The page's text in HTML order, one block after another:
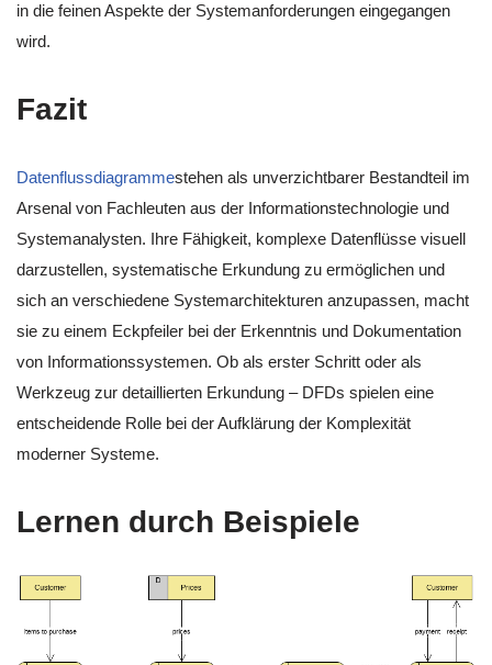
in die feinen Aspekte der Systemanforderungen eingegangen
wird.
Fazit
Datenflussdiagrammestehen als unverzichtbarer Bestandteil im
Arsenal von Fachleuten aus der Informationstechnologie und
Systemanalysten. Ihre Fähigkeit, komplexe Datenflüsse visuell
darzustellen, systematische Erkundung zu ermöglichen und
sich an verschiedene Systemarchitekturen anzupassen, macht
sie zu einem Eckpfeiler bei der Erkenntnis und Dokumentation
von Informationssystemen. Ob als erster Schritt oder als
Werkzeug zur detaillierten Erkundung – DFDs spielen eine
entscheidende Rolle bei der Aufklärung der Komplexität
moderner Systeme.
Lernen durch Beispiele